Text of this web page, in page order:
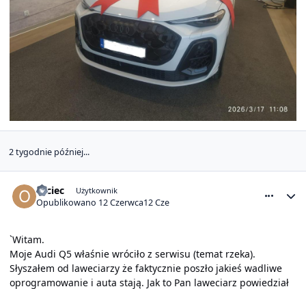
2 tygodnie później...
Ojciec Użytkownik
Opublikowano 12 Czerwca12 Cze
`Witam.
Moje Audi Q5 właśnie wróciło z serwisu (temat rzeka).
Słyszałem od laweciarzy że faktycznie poszło jakieś wadliwe
oprogramowanie i auta stają. Jak to Pan laweciarz powiedział